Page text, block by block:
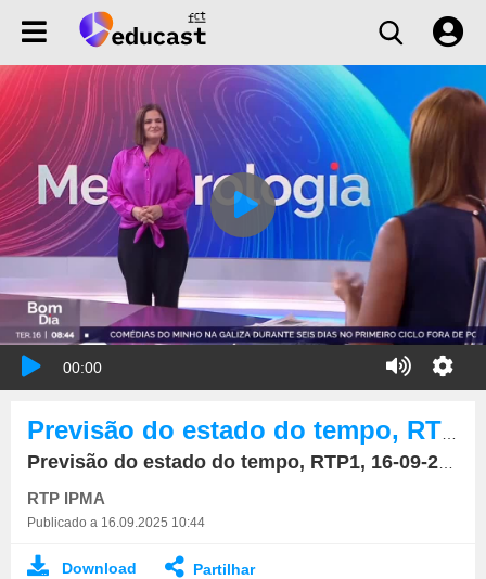
00:00
Previsão do estado do tempo, RTP1, 16-09-2025, IPMA.
RTP IPMA
Publicado a 16.09.2025 10:44
Download Partilhar